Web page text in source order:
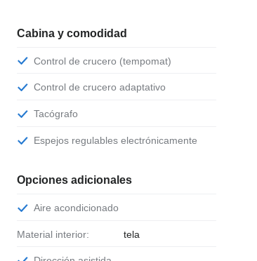
Cabina y comodidad
Control de crucero (tempomat)
Control de crucero adaptativo
Tacógrafo
Espejos regulables electrónicamente
Opciones adicionales
Aire acondicionado
Material interior: tela